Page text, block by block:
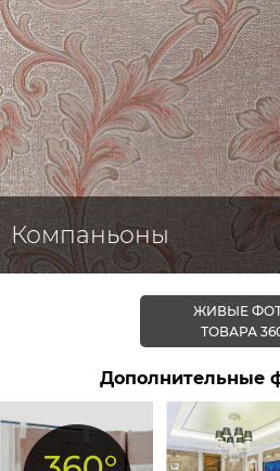
Компаньоны
ЖИВЫЕ
ТОВАРА
Дополнительные